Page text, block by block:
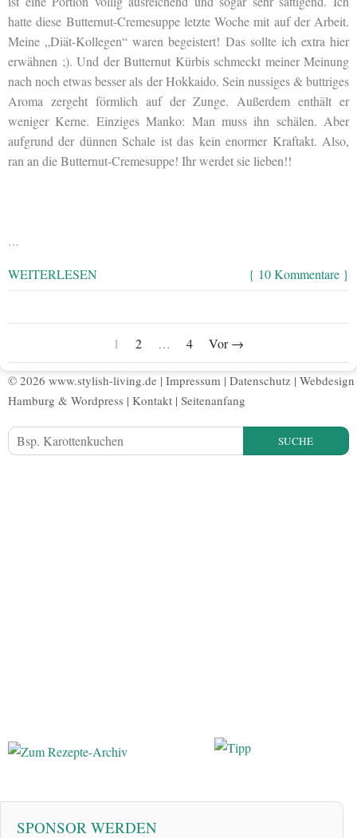
hatte diese Butternut-Cremesuppe letzte Woche mit auf der Arbeit.
Meine „Diät-Kollegen“ waren begeistert! Das sollte ich extra hier
erwähnen ;). Und der Butternut Kürbis schmeckt meiner Meinung
nach noch etwas besser als der Hokkaido. Sein nussiges & buttriges
Aroma zergeht förmlich auf der Zunge. Außerdem enthält er
weniger Kerne. Einziges Manko: Man muss ihn schälen. Aber
aufgrund der dünnen Schale ist das kein enormer Kraftakt. Also,
ran an die Butternut-Cremesuppe! Ihr werdet sie lieben!!
…
WEITERLESEN { 10 Kommentare }
1 2 … 4 Vor →
© 2026 www.stylish-living.de | Impressum | Datenschutz | Webdesign
Hamburg & Wordpress | Kontakt | Seitenanfang
SUCHE
SPONSOR WERDEN